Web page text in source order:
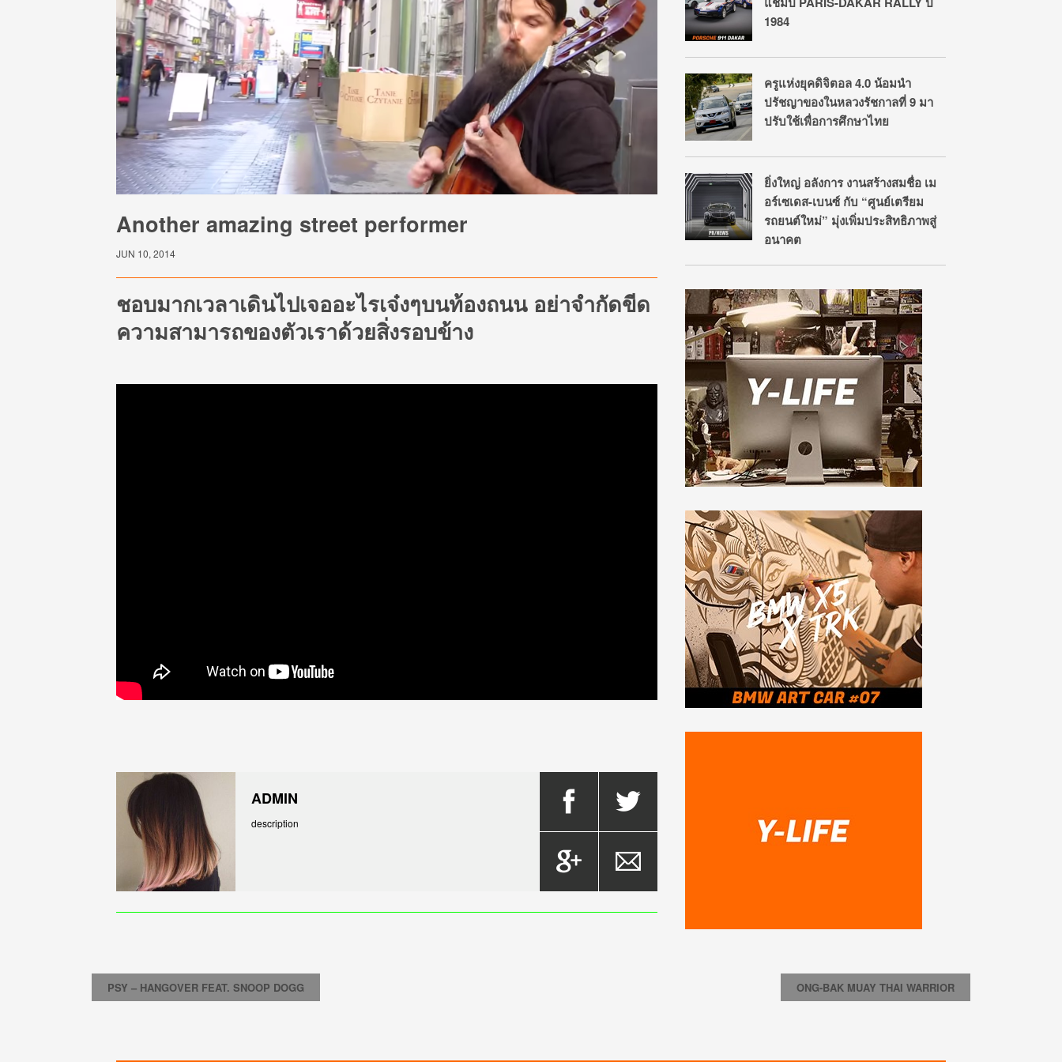
Another amazing street performer
JUN 10, 2014
ชอบมากเวลาเดินไปเจออะไรเจ๋งๆบนท้องถนน อย่าจำกัดขีด
ความสามารถของตัวเราด้วยสิ่งรอบข้าง
ADMIN
description
1984
ครูแห่งยุคดิจิตอล 4.0 น้อมนำ
ปรัชญาของในหลวงรัชกาลที่ 9 มา
ปรับใช้เพื่อการศึกษาไทย
ยิ่งใหญ่ อลังการ งานสร้างสมชื่อ เม
อร์เซเดส-เบนซ์ กับ “ศูนย์เตรียม
รถยนต์ใหม่” มุ่งเพิ่มประสิทธิภาพสู่
อนาคต
PSY – HANGOVER FEAT. SNOOP DOGG ONG-BAK MUAY THAI WARRIOR